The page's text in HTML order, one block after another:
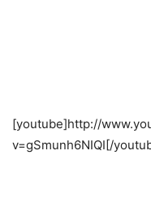
[youtube]http://
v=gSmunh6NIQI[/